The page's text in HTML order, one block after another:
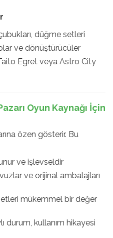
düğme setleri
ve dönüştürücüler
Egret veya Astro City
Oyun Kaynağı İçin
özen gösterir. Bu
ve işlevseldir
ve orijinal ambalajları
mükemmel bir değer
durum, kullanım hikayesi